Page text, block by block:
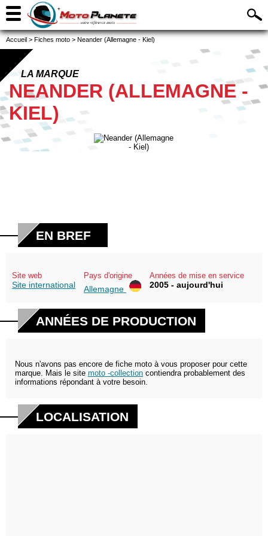
Accueil > Fiches moto > Neander (Allemagne - Kiel)
LA MARQUE
NEANDER (ALLEMAGNE -
KIEL)
EN BREF
Site web
Site international
Pays d'origine
Allemagne
Années de mise en service
2005 - aujourd'hui
ANNÉES DE PRODUCTION
Nous n'avons pas encore de fiche moto à vous proposer pour cette
marque. Mais le site moto -collection contiendra probablement des
informations répondant à votre besoin.
LOCALISATION